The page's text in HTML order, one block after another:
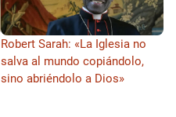
Robert Sarah: «La Iglesia no
salva al mundo copiándolo,
sino abriéndolo a Dios»